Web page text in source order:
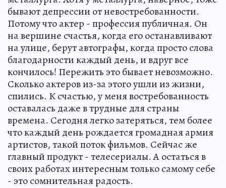
бывают депрессии от невостребованности.
Потому что актер - профессия публичная. Он
на вершине счастья, когда его останавливают
на улице, берут автографы, когда просто слова
благодарности каждый день, и вдруг все
кончилось! Пережить это бывает невозможно.
Сколько актеров из-за этого ушли из жизни,
спились. К счастью, у меня востребованность
оставалась даже в трудные для страны
времена. Сегодня легко затеряться, тем более
что каждый день рождается громадная армия
артистов, такой поток фильмов. Сейчас же
главный продукт - телесериалы. А остаться в
своих работах интересным только самому себе
- это сомнительная радость.